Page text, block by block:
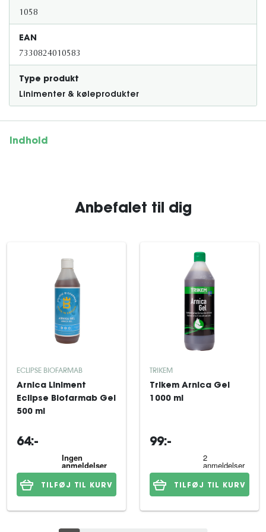
1058
EAN
7330824010583
Type produkt
Linimenter & køleprodukter
Indhold
Anbefalet til dig
ECLIPSE BIOFARMAB
Arnica Liniment
Eclipse Biofarmab Gel
500 ml
64:-
TILFØJ TIL KURV
TRIKEM
Trikem Arnica Gel
1000 ml
99:-
TILFØJ TIL KURV